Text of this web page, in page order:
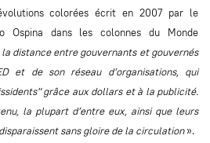
colorées écrit en 2007 par le
Ospina dans les colonnes du Monde
la distance entre gouvernants et gouvernés
et de son réseau d’organisations, qui
grâce aux dollars et à la publicité.
la plupart d’entre eux, ainsi que leurs
sans gloire de la circulation».